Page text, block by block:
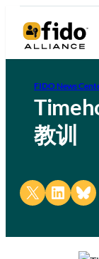
FIDO News
教训
Share on X Share onShare